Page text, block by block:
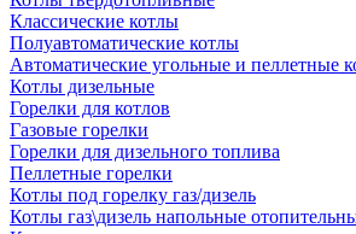
Классические котлы
Полуавтоматические котлы
Автоматические угольные и пеллетные
Котлы дизельные
Горелки для котлов
Газовые горелки
Горелки для дизельного топлива
Пеллетные горелки
Котлы под горелку газ/дизель
Котлы газ\дизель напольные